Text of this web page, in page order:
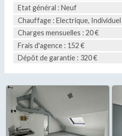
Etat général : Neuf
Chauffage : Electrique, Individuel
Charges mensuelles : 20 €
Frais d'agence : 152 €
Dépôt de garantie : 320 €